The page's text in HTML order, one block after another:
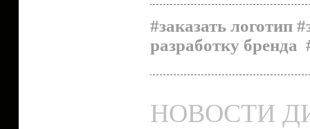
#заказать логотип
разработку бренда
НОВОСТИ